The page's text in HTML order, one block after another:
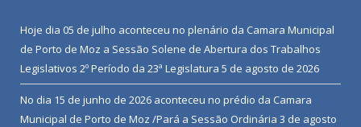
Hoje dia 05 de julho aconteceu no plenário da Camara Municipal
de Porto de Moz a Sessão Solene de Abertura dos Trabalhos
Legislativos 2º Período da 23ª Legislatura 5 de agosto de 2026
No dia 15 de junho de 2026 aconteceu no prédio da Camara
Municipal de Porto de Moz /Pará a Sessão Ordinária 3 de agosto